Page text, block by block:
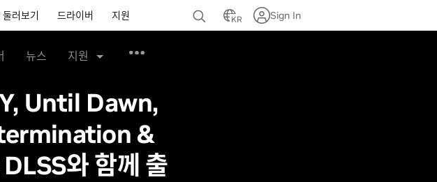
러보기 드라이버 지원 KR Sign In
뉴스 지원
Until Dawn,
&
와 함께 출